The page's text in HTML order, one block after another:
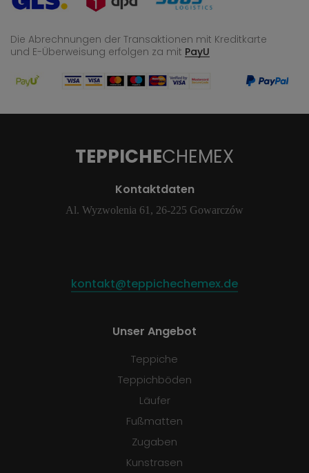
Die Abrechnungen der Transaktionen mit Kreditkarte
und E-Überweisung erfolgen za mit PayU
TEPPICHECHEMEX
Kontaktdaten
Al. Wyzwolenia 61, 26-225 Gowarczów
kontakt@teppichechemex.de
Unser Angebot
Teppiche
Teppichböden
Läufer
Fußmatten
Zugaben
Kunstrasen